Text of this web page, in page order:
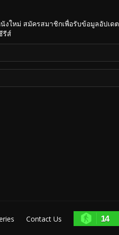
งใหม่ สมัครสมาชิกเพื่อรับข้อมูลอัปเดต
รีส์
Contact Us 14